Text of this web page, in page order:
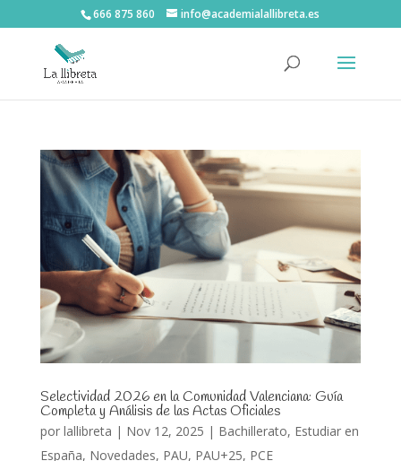
666 875 860 info@academialallibreta.es
Selectividad 2026 en la Comunidad Valenciana: Guía
Completa y Análisis de las Actas Oficiales
por lallibreta | Nov 12, 2025 | Bachillerato, Estudiar en
España, Novedades, PAU, PAU+25, PCE